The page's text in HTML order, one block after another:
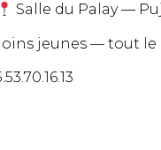
Salle du Palay —
jeunes — tout